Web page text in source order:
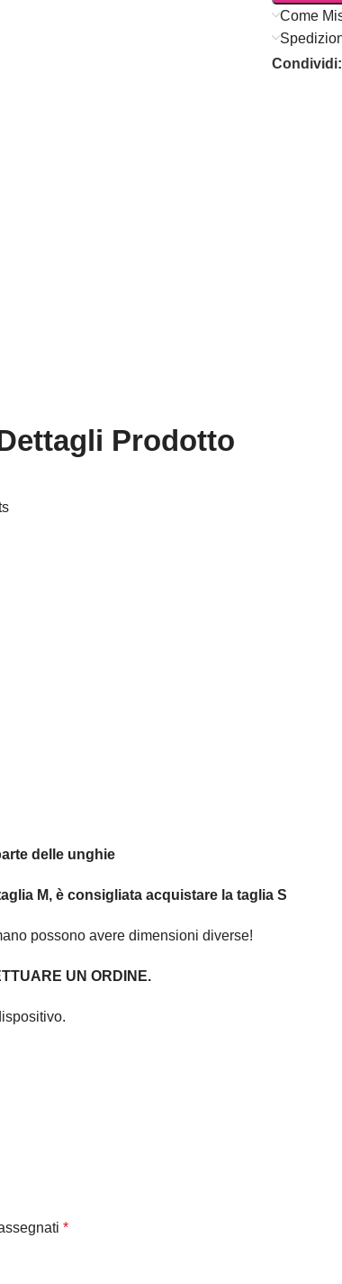
Come
Condividi:
Prodotto
delle unghie
M, è consigliata acquistare la taglia S
possono avere dimensioni diverse!
UN ORDINE.
*